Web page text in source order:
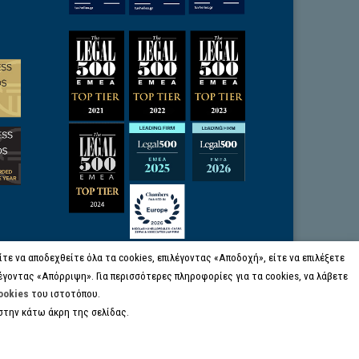
αποδεχθείτε όλα τα cookies, επιλέγοντας «Αποδοχή», είτε να επιλέξετε
«Απόρριψη». Για περισσότερες πληροφορίες για τα cookies, να λάβετε
του ιστοτόπου.
κάτω άκρη της σελίδας.